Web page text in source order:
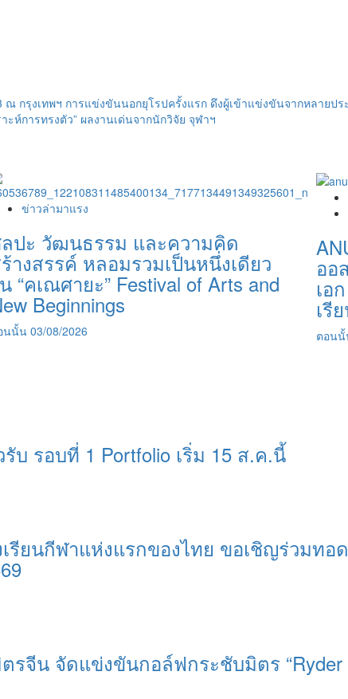
กรุงเทพฯ การแข่งขันนอกยุโรปครั้งแรก ดึงผู้เข้าแข่งขันจากหลายปร
ะห์การทรงตัว” ผลงานเด่นจากนักวิจัย จุฬาฯ
ข่าวล่ามาแรง
ปะ วัฒนธรรม และความคิด
างสรรค์ หลอมรวมเป็นหนึ่งเดียว
“คเณศายะ” Festival of Arts and
Beginnings
นนั้น 03/08/2026
ออ
เอ
เรี
ตอน
บ รอบที่ 1 Portfolio เริ่ม 15 ส.ค.นี้
รียนกีฬาแห่งแรกของไทย ขอเชิญร่วมท
จีน จัดแข่งขันกอล์ฟกระชับมิตร “Ryder